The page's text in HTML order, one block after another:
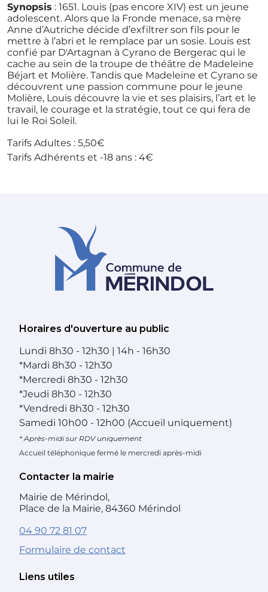
Synopsis : 1651. Louis (pas encore XIV) est un jeune
adolescent. Alors que la Fronde menace, sa mère
Anne d’Autriche décide d’exfiltrer son fils pour le
mettre à l’abri et le remplace par un sosie. Louis est
confié par D'Artagnan à Cyrano de Bergerac qui le
cache au sein de la troupe de théâtre de Madeleine
Béjart et Molière. Tandis que Madeleine et Cyrano se
découvrent une passion commune pour le jeune
Molière, Louis découvre la vie et ses plaisirs, l’art et le
travail, le courage et la stratégie, tout ce qui fera de
lui le Roi Soleil.
Tarifs Adultes : 5,50€
Tarifs Adhérents et -18 ans : 4€
Horaires d'ouverture au public
Lundi 8h30 - 12h30 | 14h - 16h30
*Mardi 8h30 - 12h30
*Mercredi 8h30 - 12h30
*Jeudi 8h30 - 12h30
*Vendredi 8h30 - 12h30
Samedi 10h00 - 12h00 (Accueil uniquement)
* Après-midi sur RDV uniquement
Accueil téléphonique fermé le mercredi après-midi
Contacter la mairie
Mairie de Mérindol,
Place de la Mairie, 84360 Mérindol
04 90 72 81 07
Formulaire de contact
Liens utiles